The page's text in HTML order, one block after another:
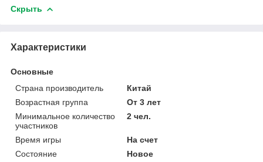
Скрыть
Характеристики
Основные
Страна производитель
Китай
Возрастная группа
От 3 лет
Минимальное количество
участников
2 чел.
Время игры
На счет
Состояние
Новое